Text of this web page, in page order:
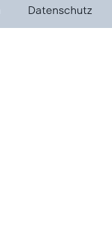
Datenschutz